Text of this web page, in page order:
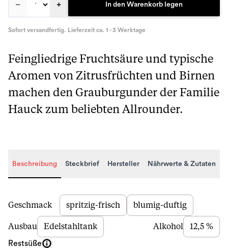
– + In den Warenkorb legen
Sofort versandfertig. Lieferzeit ca. 1 - 3 Werktage
Feingliedrige Fruchtsäure und typische
Aromen von Zitrusfrüchten und Birnen
machen den Grauburgunder der Familie
Hauck zum beliebten Allrounder.
Beschreibung Steckbrief Hersteller Nährwerte & Zutaten
Beschreibung
Geschmack spritzig-frisch blumig-duftig
Ausbau Edelstahltank Alkohol 12,5 %
Restsüße